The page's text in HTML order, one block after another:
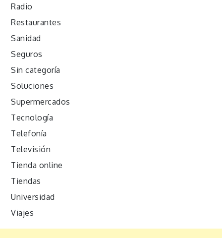
Radio
Restaurantes
Sanidad
Seguros
Sin categoría
Soluciones
Supermercados
Tecnología
Telefonía
Televisión
Tienda online
Tiendas
Universidad
Viajes